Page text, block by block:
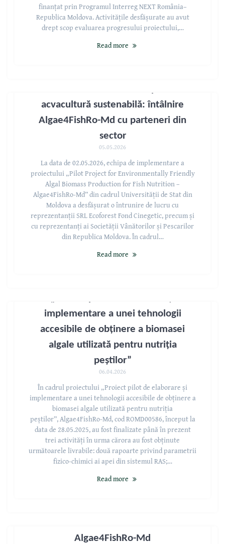
finanțat prin Programul Interreg NEXT România–
Republica Moldova. Activitățile desfășurate au avut
drept scop evaluarea progresului proiectului,…
Read more
acvacultură sustenabilă: întâlnire
Algae4FishRo-Md cu parteneri din
sector
05.05.2026
La data de 02.05.2026, echipa de implementare a
proiectului „Pilot Project for Environmentally Friendly
Algal Biomass Production for Fish Nutrition –
Algae4FishRo-Md” din cadrul Universității de Stat din
Moldova a desfășurat o întrunire de lucru cu
reprezentanții SRL Ecoforest Fond Cinegetic, precum și
cu reprezentanți ai Societății Vânătorilor și Pescarilor
din Republica Moldova. În cadrul…
Read more
implementare a unei tehnologii
accesibile de obținere a biomasei
algale utilizată pentru nutriția
peștilor”
06.04.2026
În cadrul proiectului „Proiect pilot de elaborare și
implementare a unei tehnologii accesibile de obținere a
biomasei algale utilizată pentru nutriția
peștilor”, Algae4FishRo-Md, cod ROMD00586, început la
data de 28.05.2025, au fost finalizate până în prezent
trei activități în urma cărora au fost obținute
următoarele livrabile: două rapoarte privind parametrii
fizico-chimici ai apei din sistemul RAS;…
Read more
Algae4FishRo-Md